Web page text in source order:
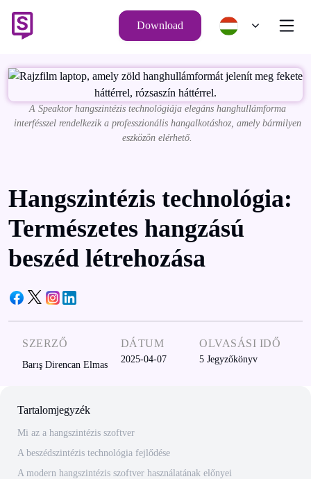
Download
A Speaktor hangszintézis technológiája elegáns hanghullámforma
interfésszel rendelkezik a professzionális hangalkotáshoz, amely bármilyen
eszközön elérhető.
Hangszintézis technológia:
Természetes hangzású
beszéd létrehozása
SZERZŐ
Barış Direncan Elmas
DÁTUM
2025-04-07
OLVASÁSI IDŐ
5 Jegyzőkönyv
Tartalomjegyzék
Mi az a hangszintézis szoftver
A beszédszintézis technológia fejlődése
A modern hangszintézis szoftver használatának előnyei